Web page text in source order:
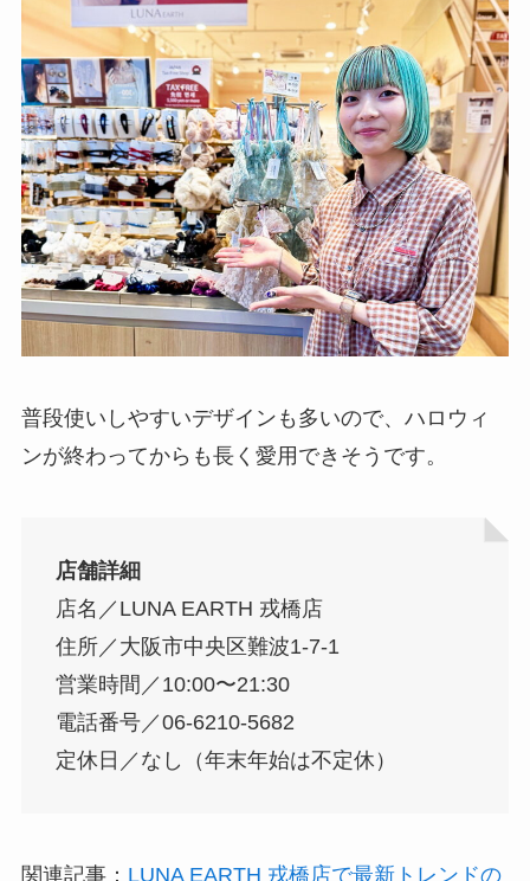
普段使いしやすいデザインも多いので、ハロウィ
ンが終わってからも長く愛用できそうです。
店舗詳細
店名／LUNA EARTH 戎橋店
住所／大阪市中央区難波1-7-1
営業時間／10:00〜21:30
電話番号／06-6210-5682
定休日／なし（年末年始は不定休）
関連記事： LUNA EARTH 戎橋店で最新トレンドの